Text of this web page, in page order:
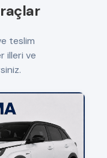
teslim
illeri ve